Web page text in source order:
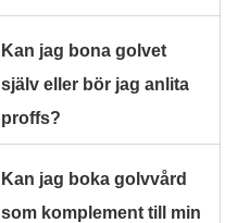
Kan jag bona golvet
själv eller bör jag anlita
proffs?
Kan jag boka golvvård
som komplement till min